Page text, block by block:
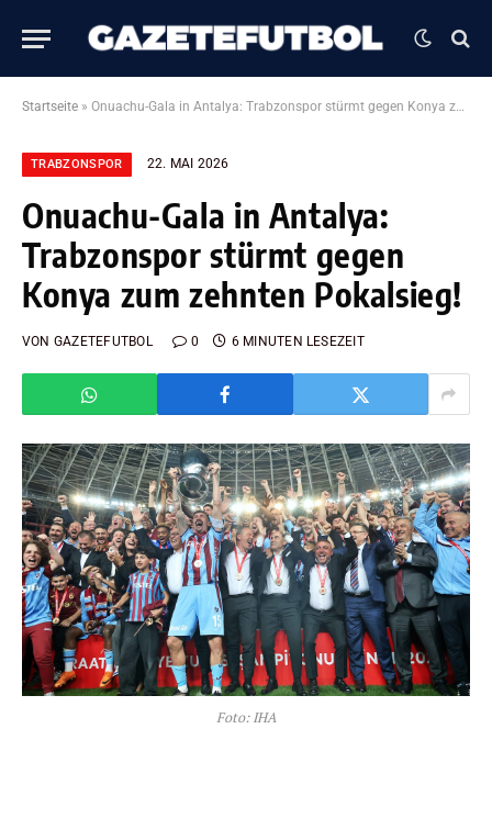
Startseite » Onuachu-Gala in Antalya: Trabzonspor stürmt gegen Konya zum zehnten Pokalsieg!
TRABZONSPOR 22. MAI 2026
Onuachu-Gala in Antalya:
Trabzonspor stürmt gegen
Konya zum zehnten Pokalsieg!
VON GAZETEFUTBOL 0 6 MINUTEN LESEZEIT
Foto: IHA